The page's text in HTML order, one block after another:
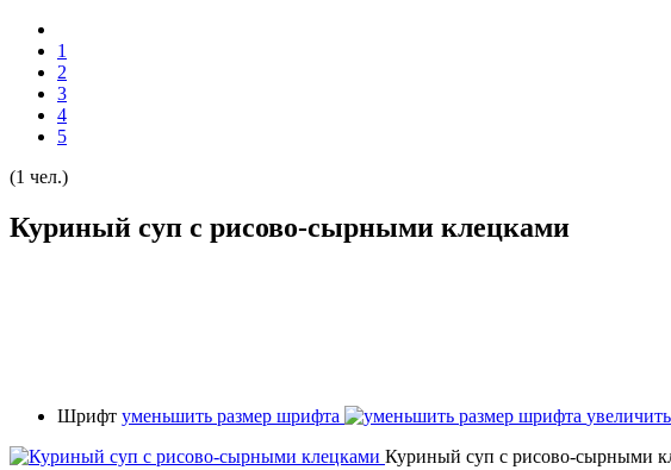
1
2
3
4
5
(1 чел.)
Куриный суп с рисово-сырными клецками
Шрифт уменьшить размер шрифта
Куриный суп с рисово-сырными